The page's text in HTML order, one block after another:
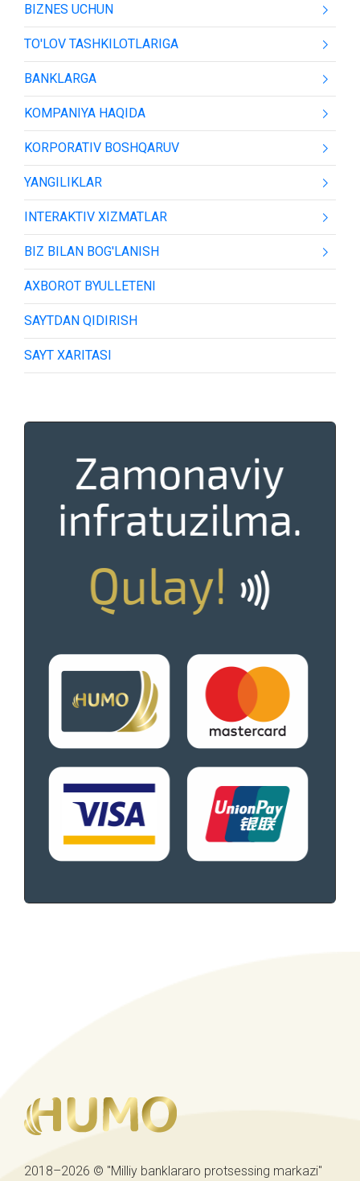
BIZNES UCHUN
TO'LOV TASHKILOTLARIGA
BANKLARGA
KOMPANIYA HAQIDA
KORPORATIV BOSHQARUV
YANGILIKLAR
INTERAKTIV XIZMATLAR
BIZ BILAN BOG'LANISH
AXBOROT BYULLETENI
SAYTDAN QIDIRISH
SAYT XARITASI
2018–2026 © "Milliy banklararo protsessing markazi"